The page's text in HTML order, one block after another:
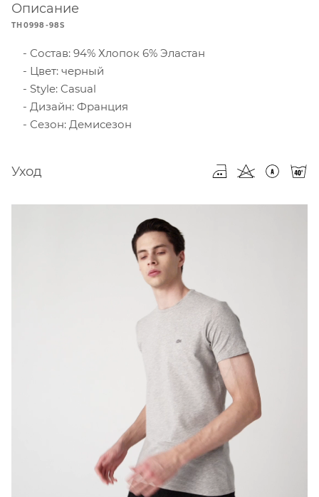
Описание
TH0998-98S
Состав: 94% Хлопок 6% Эластан
Цвет: черный
Style: Casual
Дизайн: Франция
Сезон: Демисезон
Уход